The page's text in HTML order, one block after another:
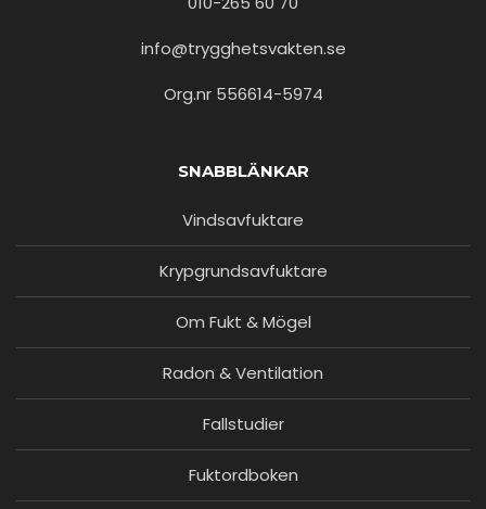
info@trygghetsvakten.se
Org.nr 556614-5974
SNABBLÄNKAR
Vindsavfuktare
Krypgrundsavfuktare
Om Fukt & Mögel
Radon & Ventilation
Fallstudier
Fuktordboken